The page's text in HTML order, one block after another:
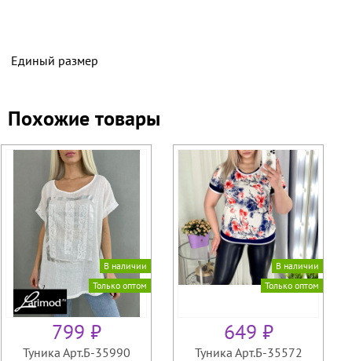
Единый размер
Похожие товары
В наличии
Только оптом
799 ₽
Туника Арт.Б-35990
В наличии
Только оптом
649 ₽
Туника Арт.Б-35572